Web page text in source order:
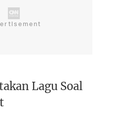
Lagu Soal